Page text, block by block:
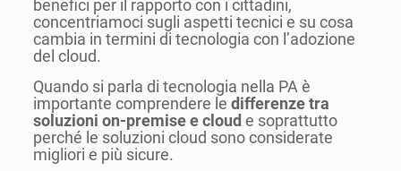
benefici per il rapporto con i cittadini,
concentriamoci sugli aspetti tecnici e su cosa
cambia in termini di tecnologia con l’adozione
del cloud.
Quando si parla di tecnologia nella PA è
importante comprendere le differenze tra
soluzioni on-premise e cloud e soprattutto
perché le soluzioni cloud sono considerate
migliori e più sicure.